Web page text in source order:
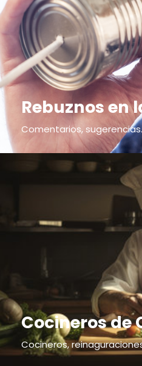
Rebuznos en
Comentarios,
Cocineros de
Cocineros,